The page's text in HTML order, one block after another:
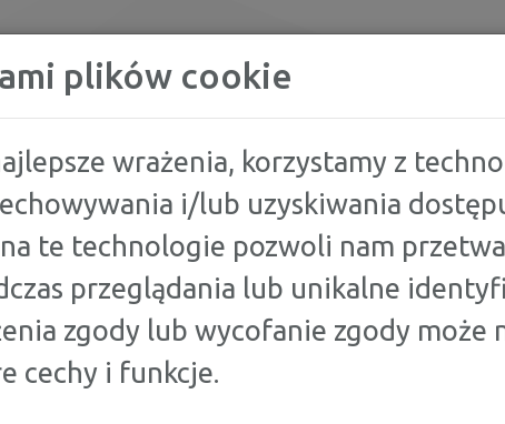
plików cookie
wrażenia, korzystamy z
i/lub uzyskiwania
te technologie pozwoli nam
przeglądania lub unikalne
zgody lub wycofanie zgody może
cechy i funkcje.2025 – CO